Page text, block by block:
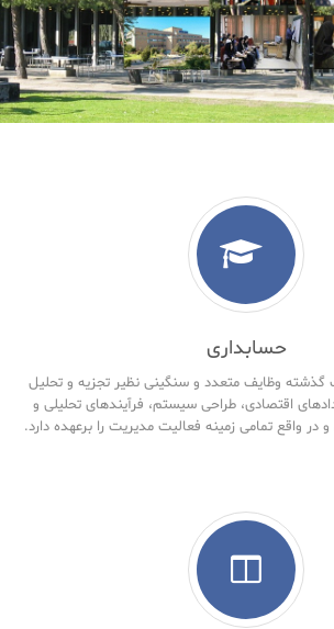
حسابداری
گذشته وظایف متعدد و سنگینی نظیر تجزیه و تحلیل
اقتصادی، طراحی سیستم، فرآیندهای تحلیلی و
و در واقع تمامی زمینه فعالیت مدیریت را برعهده دارد.